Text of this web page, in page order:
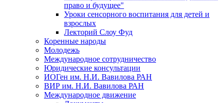
право и будущее"
Уроки сенсорного воспитания для детей и
взрослых
Лекторий Слоу Фуд
Коренные народы
Молодежь
Международное сотрудничество
Юридические консультации
ИОГен им. Н.И. Вавилова РАН
ВИР им. Н.И. Вавилова РАН
Международное движение